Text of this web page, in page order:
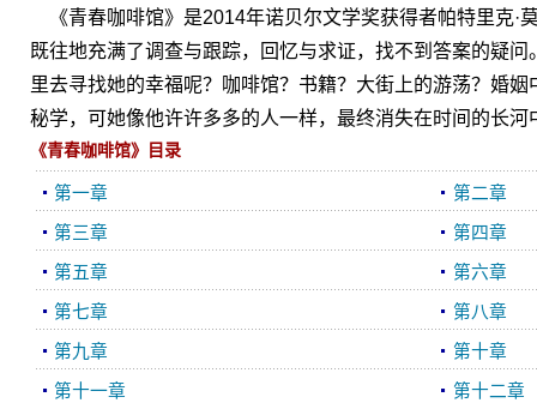
《青春咖啡馆》是2014年诺贝尔文学奖获得者帕特里克·
既往地充满了调查与跟踪，回忆与求证，找不到答案的疑问
里去寻找她的幸福呢？咖啡馆？书籍？大街上的游荡？婚
秘学，可她像他许许多多的人一样，最终消失在时间的长河
《青春咖啡馆》目录
第一章 第二章
第三章 第四章
第五章 第六章
第七章 第八章
第九章 第十章
第十一章 第十二章